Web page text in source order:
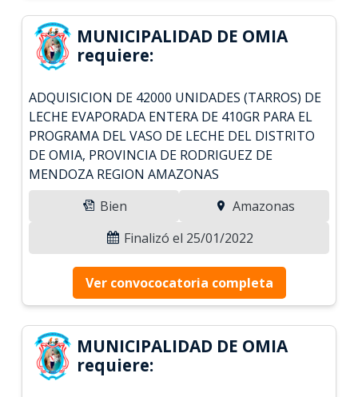
MUNICIPALIDAD DE OMIA
requiere:
ADQUISICION DE 42000 UNIDADES (TARROS) DE
LECHE EVAPORADA ENTERA DE 410GR PARA EL
PROGRAMA DEL VASO DE LECHE DEL DISTRITO
DE OMIA, PROVINCIA DE RODRIGUEZ DE
MENDOZA REGION AMAZONAS
Bien
Amazonas
Finalizó el 25/01/2022
Ver convococatoria completa
MUNICIPALIDAD DE OMIA
requiere: